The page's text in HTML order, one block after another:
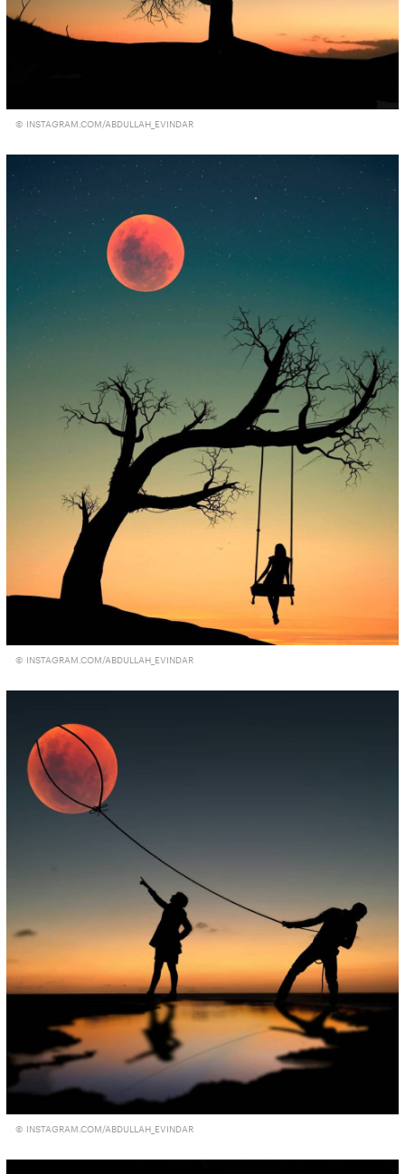
© INSTAGRAM.COM/ABDULLAH_EVINDAR
© INSTAGRAM.COM/ABDULLAH_EVINDAR
© INSTAGRAM.COM/ABDULLAH_EVINDAR